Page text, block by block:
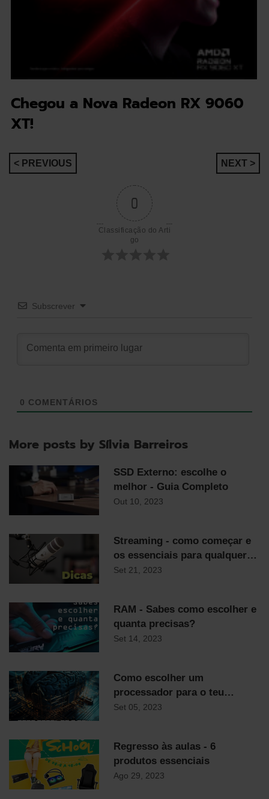
Chegou a Nova Radeon RX 9060
XT!
Navegação
< PREVIOUS NEXT >
0
Classificação do Arti
go
Subscrever
0 COMENTÁRIOS
More posts by Sílvia Barreiros
SSD Externo: escolhe o
melhor - Guia Completo
Out 10, 2023
Streaming - como começar e
os essenciais para qualquer
streamer
Set 21, 2023
RAM - Sabes como escolher e
quanta precisas?
Set 14, 2023
Como escolher um
processador para o teu
computador
Set 05, 2023
Regresso às aulas - 6
produtos essenciais
Ago 29, 2023